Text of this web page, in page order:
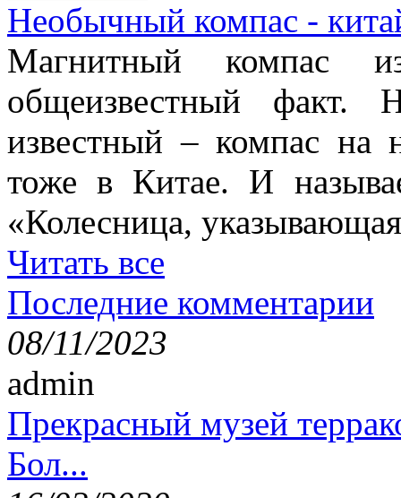
Необычный компас -
Магнитный компас
общеизвестный факт.
известный – компас на
тоже в Китае. И
«Колесница,
Читать все
Последние комментарии
08/11/2023
admin
Прекрасный музей
Бол...